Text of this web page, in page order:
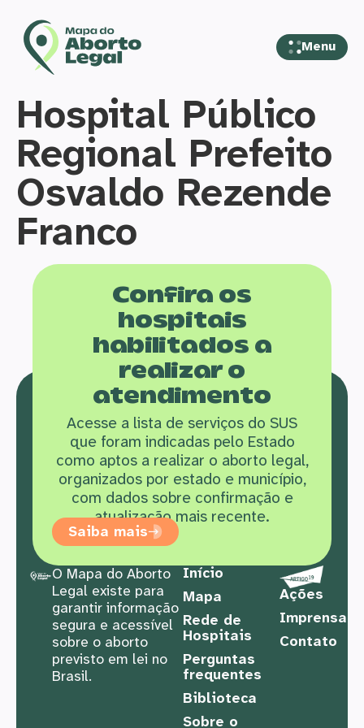
Menu
Hospital Público
Regional Prefeito
Osvaldo Rezende
Franco
Confira os
hospitais
habilitados a
realizar o
atendimento
Acesse a lista de serviços do SUS
que foram indicadas pelo Estado
como aptos a realizar o aborto legal,
organizados por estado e município,
com dados sobre confirmação e
atualização mais recente.
Saiba mais
O Mapa do Aborto
Legal existe para
garantir informação
segura e acessível
sobre o aborto
previsto em lei no
Brasil.
Início
Mapa
Rede de
Hospitais
Perguntas
frequentes
Biblioteca
Sobre o
Ações
Imprensa
Contato